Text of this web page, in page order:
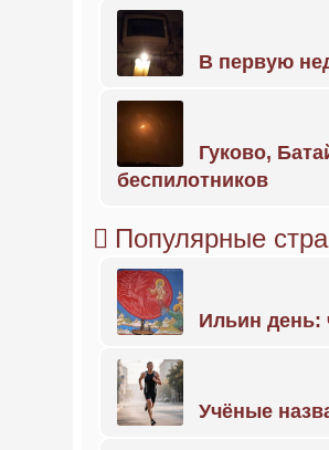
В первую
Гуково,
беспилотников
Популярные
Ильин день:
Учёные